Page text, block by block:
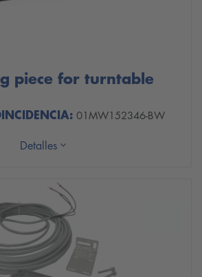
piece for turntable
01MW152346-BW
Detalles